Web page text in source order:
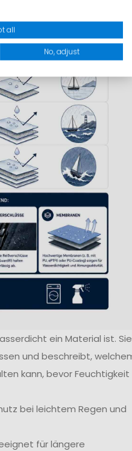
ein Material ist. Sie
und beschreibt,
kann, bevor Feuchtigkeit
bei leichtem Regen und
für längere
all
No, adjust